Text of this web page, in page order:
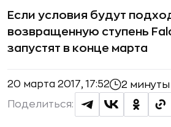
Если условия будут
возвращенную ступень
запустят в конце марта
20 марта 2017, 17:52 2 минуты
Поделиться: